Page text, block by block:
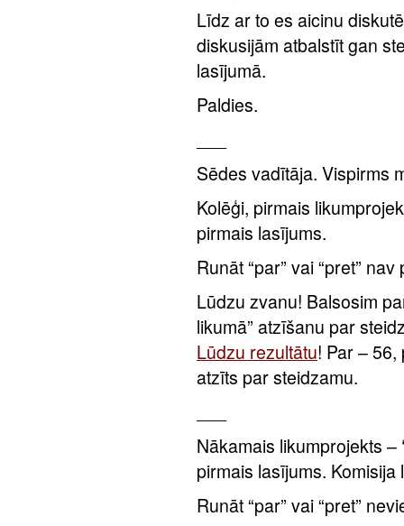
Līdz ar to es aicinu
diskusijām atbalstīt gan
lasījumā.
Paldies.
Sēdes vadītāja. Vispirms
Kolēģi, pirmais
pirmais lasījums.
Runāt “par” vai “pret”
Lūdzu zvanu! Balsosim
likumā” atzīšanu par
Lūdzu rezultātu! Par –
atzīts par steidzamu.
Nākamais likumprojekts –
pirmais lasījums.
Runāt “par” vai “pret”